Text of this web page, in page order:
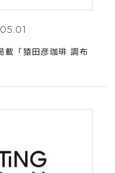
「猿田彦珈琲 調布